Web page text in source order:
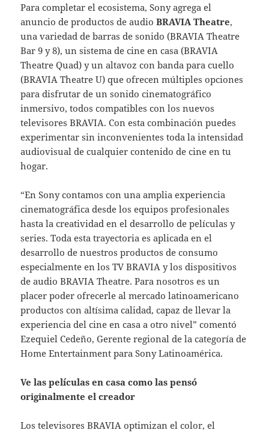
Para completar el ecosistema, Sony agrega el
anuncio de productos de audioBRAVIA Theatre,
una variedad de barras de sonido (BRAVIA Theatre
Bar 9 y 8), un sistema de cine en casa (BRAVIA
Theatre Quad) y un altavoz con banda para cuello
(BRAVIA Theatre U) que ofrecen múltiples opciones
para disfrutar de un sonido cinematográfico
inmersivo, todos compatibles con los nuevos
televisores BRAVIA. Con esta combinación puedes
experimentar sin inconvenientes toda la intensidad
audiovisual de cualquier contenido de cine en tu
hogar.
“En Sony contamos con una amplia experiencia
cinematográfica desde los equipos profesionales
hasta la creatividad en el desarrollo de películas y
series. Toda esta trayectoria es aplicada en el
desarrollo de nuestros productos de consumo
especialmente en los TV BRAVIA y los dispositivos
de audio BRAVIA Theatre. Para nosotros es un
placer poder ofrecerle al mercado latinoamericano
productos con altísima calidad, capaz de llevar la
experiencia del cine en casa a otro nivel” comentó
Ezequiel Cedeño, Gerente regional de la categoría de
Home Entertainment para Sony Latinoamérica.
Ve las películas en casa como las pensó
originalmente el creador
Los televisores BRAVIA optimizan el color, el